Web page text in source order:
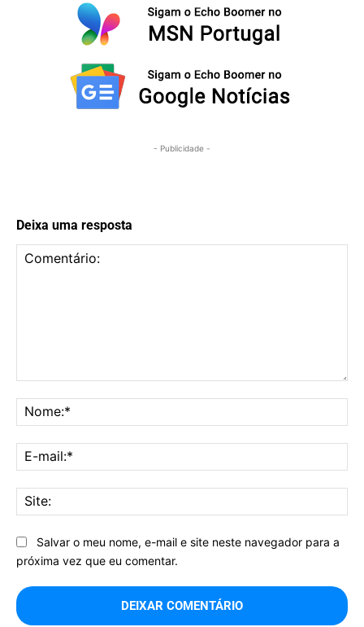
- Publicidade -
Deixa uma resposta
Salvar o meu nome, e-mail e site neste navegador para a
próxima vez que eu comentar.